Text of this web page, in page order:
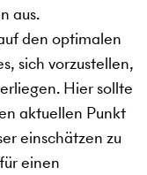
aus.
den optimalen
sich vorzustellen,
Hier sollte
aktuellen Punkt
einschätzen zu
einen